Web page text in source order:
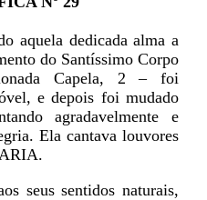
aquela dedicada alma a
do Santíssimo Corpo
Capela, 2 – foi
e depois foi mudado
agradavelmente e
Ela cantava louvores
seus sentidos naturais,